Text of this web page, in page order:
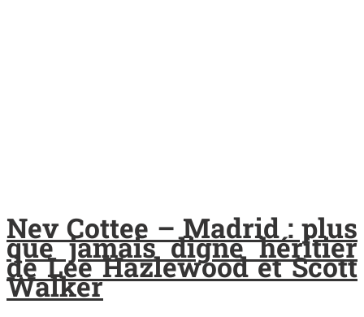
Nev Cottee – Madrid : plus
que jamais digne héritier
de Lee Hazlewood et Scott
Walker